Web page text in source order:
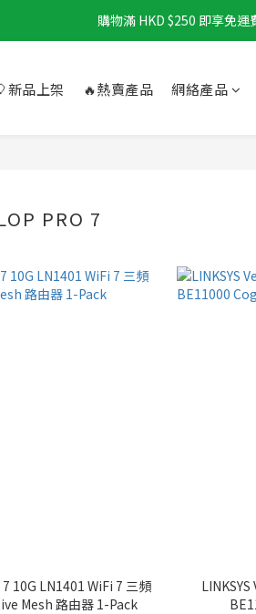
購物滿 HKD $250 即享免運
新品上架 🔥熱賣產品 網絡產品
PRO 7
10G LN1401 WiFi 7 三頻
Mesh 路由器 1-Pack